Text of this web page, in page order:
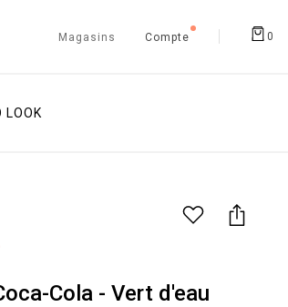
Magasins Compte 0
LOOK
Cola - Vert d'eau